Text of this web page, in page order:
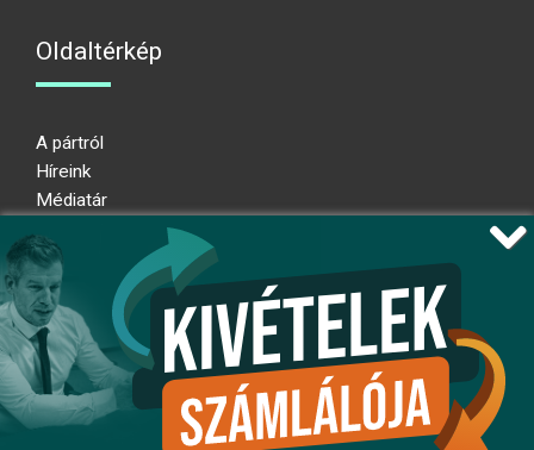
Oldaltérkép
A pártról
Híreink
Médiatár
Adatkezelési nyilatkozat
Átláthatósági nyilatkozat
Ugrás az oldal tetejére
Kövessen minket!